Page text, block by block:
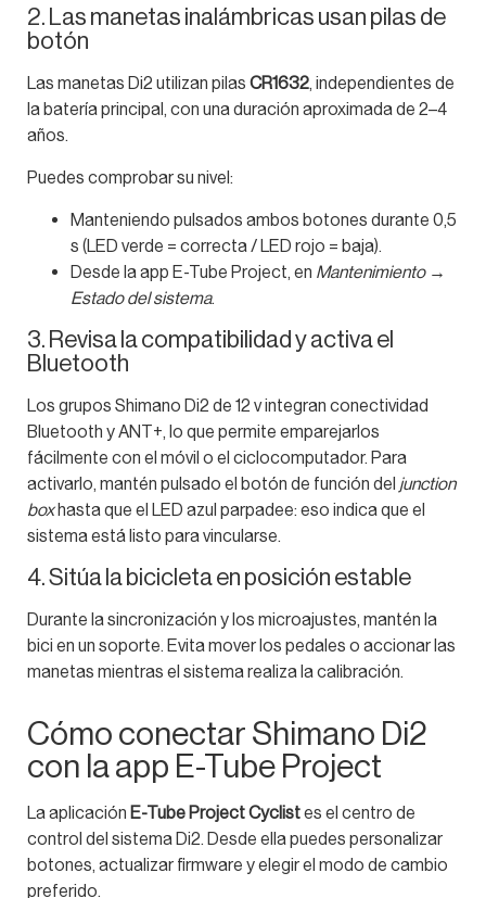
2. Las manetas inalámbricas usan pilas de
botón
Las manetas Di2 utilizan pilas CR1632, independientes de
la batería principal, con una duración aproximada de 2–4
años.
Puedes comprobar su nivel:
Manteniendo pulsados ambos botones durante 0,5
s (LED verde = correcta / LED rojo = baja).
Desde la app E-Tube Project, en Mantenimiento →
Estado del sistema.
3. Revisa la compatibilidad y activa el
Bluetooth
Los grupos Shimano Di2 de 12 v integran conectividad
Bluetooth y ANT+, lo que permite emparejarlos
fácilmente con el móvil o el ciclocomputador. Para
activarlo, mantén pulsado el botón de función del junction
boxhasta que el LED azul parpadee: eso indica que el
sistema está listo para vincularse.
4. Sitúa la bicicleta en posición estable
Durante la sincronización y los microajustes, mantén la
bici en un soporte. Evita mover los pedales o accionar las
manetas mientras el sistema realiza la calibración.
Cómo conectar Shimano Di2
con la app E-Tube Project
La aplicación E-Tube Project Cyclistes el centro de
control del sistema Di2. Desde ella puedes personalizar
botones, actualizar firmware y elegir el modo de cambio
preferido.